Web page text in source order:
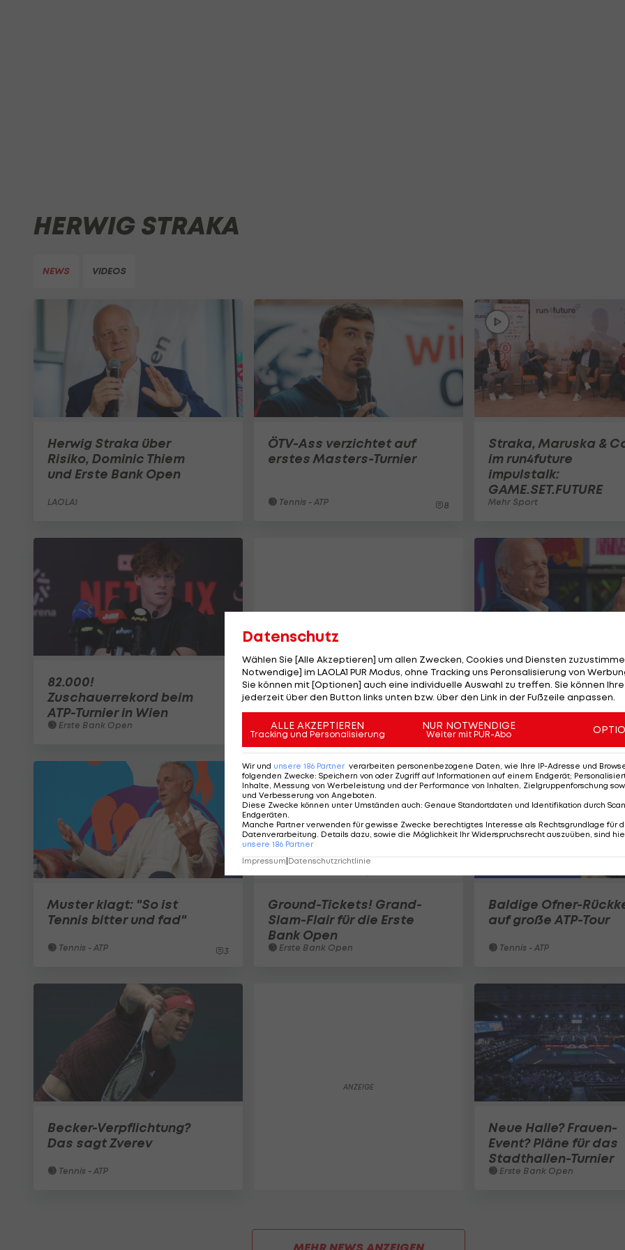
HERWIG STRAKA
NEWS VIDEOS
Herwig Straka über
Risiko, Dominic Thiem
und Erste Bank Open
LAOLA1
ÖTV-Ass verzichtet auf
erstes Masters-Turnier
Tennis - ATP 8
Straka, Maruska &
im run4future
impulstalk:
GAME.SET.FUTURE
Mehr Sport
82.000!
Zuschauerrekord beim
ATP-Turnier in Wien
Erste Bank Open
Straka: "Vielleicht
haben wir mal über
100.000 Zuschauer"
Erste Bank Open
Muster klagt: "So ist
Tennis bitter und fad"
Tennis - ATP 3
Ground-Tickets! Grand-
Slam-Flair für die Erste
Bank Open
Erste Bank Open
Baldige Ofner-
auf große ATP-Tour
Tennis - ATP
Becker-Verpflichtung?
Das sagt Zverev
Tennis - ATP
Neue Halle? Frauen-
Event? Pläne für das
Stadthallen-Turnier
Erste Bank Open
Datenschutz
Wählen Sie [Alle Akzeptieren] um allen Zwecken, Cookies und Diensten
Notwendige] im LAOLA1 PUR Modus, ohne Tracking uns Peronsalisierung von
Sie können mit [Optionen] auch eine individuelle Auswahl zu treffen. Sie können
jederzeit über den Button links unten bzw. über den Link in der Fußzeile anpassen.
ALLE AKZEPTIEREN
Tracking und Personalisierung
NUR NOTWENDIGE
Weiter mit PUR-Abo
Wir und unsere 186 Partner verarbeiten personenbezogene Daten, wie Ihre IP-Adresse und
folgenden Zwecke: Speichern von oder Zugriff auf Informationen auf einem Endgerät;
Inhalte, Messung von Werbeleistung und der Performance von Inhalten, Zielgruppenforschung
und Verbesserung von Angeboten.
Diese Zwecke können unter Umständen auch: Genaue Standortdaten und Identifikation durch
Endgeräten.
Manche Partner verwenden für gewisse Zwecke berechtigtes Interesse als Rechtsgrundlage für
Datenverarbeitung. Details dazu, sowie die Möglichkeit Ihr Widerspruchsrecht auszuüben, sind
unsere 186 Partner
Impressum Datenschutzrichtlinie